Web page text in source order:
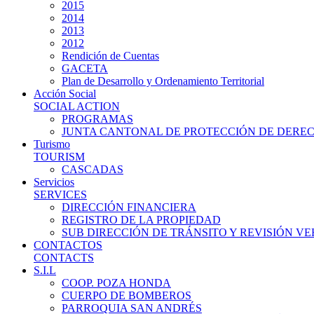
2015
2014
2013
2012
Rendición de Cuentas
GACETA
Plan de Desarrollo y Ordenamiento Territorial
Acción Social
SOCIAL ACTION
PROGRAMAS
JUNTA CANTONAL DE PROTECCIÓN DE
Turismo
TOURISM
CASCADAS
Servicios
SERVICES
DIRECCIÓN FINANCIERA
REGISTRO DE LA PROPIEDAD
SUB DIRECCIÓN DE TRÁNSITO Y REVISIÓN
CONTACTOS
CONTACTS
S.I.L
COOP. POZA HONDA
CUERPO DE BOMBEROS
PARROQUIA SAN ANDRÉS